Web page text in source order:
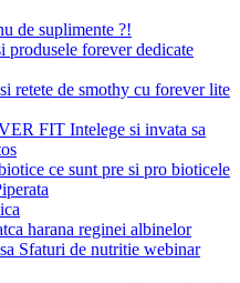
de suplimente ?!
produsele forever dedicate
retete de smothy cu forever lite
FIT Intelege si invata sa
ce sunt pre si pro bioticele
harana reginei albinelor
Sfaturi de nutritie webinar